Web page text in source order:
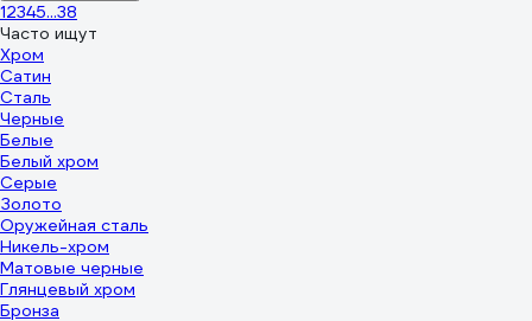
12345...38
Часто ищут
Хром
Сатин
Сталь
Черные
Белые
Белый хром
Серые
Золото
Оружейная сталь
Никель-хром
Матовые черные
Глянцевый хром
Бронза